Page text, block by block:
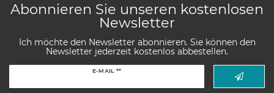
Abonnieren Sie unseren kostenlosen
Newsletter
Ich möchte den Newsletter abonnieren. Sie können den
Newsletter jederzeit kostenlos abbestellen.
E-MAIL **